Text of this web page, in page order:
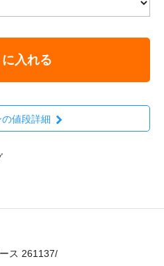
入れる
値段詳細
ス 261137/